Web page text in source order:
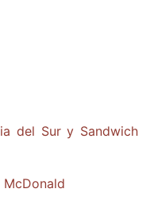
del Sur y Sandwich